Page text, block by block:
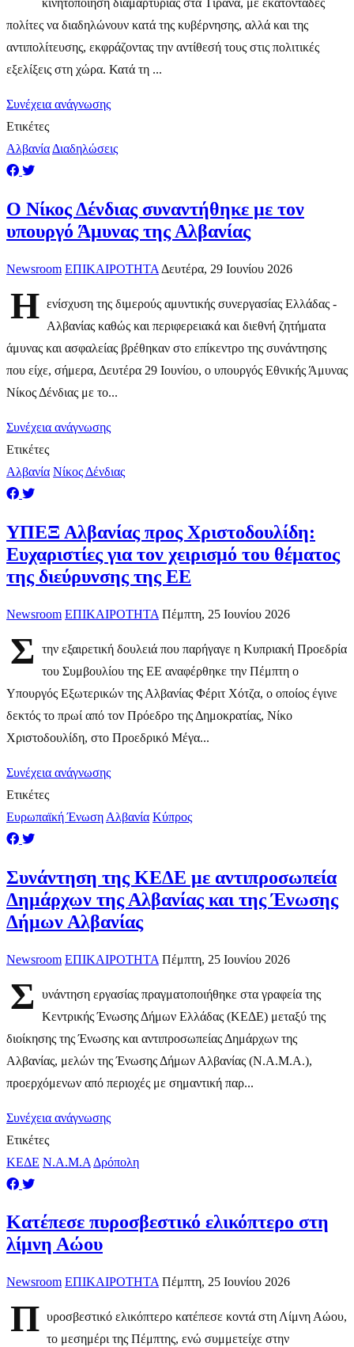
κινητοποίηση διαμαρτυρίας στα Τίρανα, με εκατοντάδες
πολίτες να διαδηλώνουν κατά της κυβέρνησης, αλλά και της
αντιπολίτευσης, εκφράζοντας την αντίθεσή τους στις πολιτικές
εξελίξεις στη χώρα. Κατά τη ...
Συνέχεια ανάγνωσης
Ετικέτες
Αλβανία Διαδηλώσεις
Ο Νίκος Δένδιας συναντήθηκε με τον
υπουργό Άμυνας της Αλβανίας
Newsroom ΕΠΙΚΑΙΡΟΤΗΤΑ Δευτέρα, 29 Ιουνίου 2026
Η ενίσχυση της διμερούς αμυντικής συνεργασίας Ελλάδας -
Αλβανίας καθώς και περιφερειακά και διεθνή ζητήματα
άμυνας και ασφαλείας βρέθηκαν στο επίκεντρο της συνάντησης
που είχε, σήμερα, Δευτέρα 29 Ιουνίου, ο υπουργός Εθνικής Άμυνας
Νίκος Δένδιας με το...
Συνέχεια ανάγνωσης
Ετικέτες
Αλβανία Νίκος Δένδιας
ΥΠΕΞ Αλβανίας προς Χριστοδουλίδη:
Ευχαριστίες για τον χειρισμό του θέματος
της διεύρυνσης της ΕΕ
Newsroom ΕΠΙΚΑΙΡΟΤΗΤΑ Πέμπτη, 25 Ιουνίου 2026
Σ
την εξαιρετική δουλειά που παρήγαγε η Κυπριακή Προεδρία
του Συμβουλίου της ΕΕ αναφέρθηκε την Πέμπτη ο
Υπουργός Εξωτερικών της Αλβανίας Φέριτ Χότζα, ο οποίος έγινε
δεκτός το πρωί από τον Πρόεδρο της Δημοκρατίας, Νίκο
Χριστοδουλίδη, στο Προεδρικό Μέγα...
Συνέχεια ανάγνωσης
Ετικέτες
Ευρωπαϊκή Ένωση Αλβανία Κύπρος
Συνάντηση της ΚΕΔΕ με αντιπροσωπεία
Δημάρχων της Αλβανίας και της Ένωσης
Δήμων Αλβανίας
Newsroom ΕΠΙΚΑΙΡΟΤΗΤΑ Πέμπτη, 25 Ιουνίου 2026
Σ
υνάντηση εργασίας πραγματοποιήθηκε στα γραφεία της
Κεντρικής Ένωσης Δήμων Ελλάδας (ΚΕΔΕ) μεταξύ της
διοίκησης της Ένωσης και αντιπροσωπείας Δημάρχων της
Αλβανίας, μελών της Ένωσης Δήμων Αλβανίας (N.A.M.A.),
προερχόμενων από περιοχές με σημαντική παρ...
Συνέχεια ανάγνωσης
Ετικέτες
ΚΕΔΕ Ν.Α.Μ.Α Δρόπολη
Κατέπεσε πυροσβεστικό ελικόπτερο στη
λίμνη Αώου
Newsroom ΕΠΙΚΑΙΡΟΤΗΤΑ Πέμπτη, 25 Ιουνίου 2026
Π υροσβεστικό ελικόπτερο κατέπεσε κοντά στη Λίμνη Αώου,
το μεσημέρι της Πέμπτης, ενώ συμμετείχε στην